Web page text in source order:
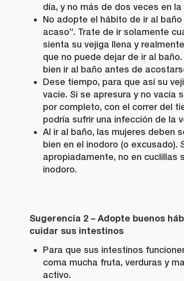
día, y no más de dos veces en la
No adopte el hábito de ir al baño
acaso”. Trate de ir solamente
sienta su vejiga llena y
que no puede dejar de ir al
bien ir al baño antes de
Dese tiempo, para que así su
vacíe. Si se apresura y no vacía
por completo, con el correr del
podría sufrir una infección de la
Al ir al baño, las mujeres deben
bien en el inodoro (o excusado).
apropiadamente, no en cuclillas
inodoro.
Sugerencia 2 – Adopte buenos
cuidar sus intestinos
Para que sus intestinos
coma mucha fruta, verduras y
activo.